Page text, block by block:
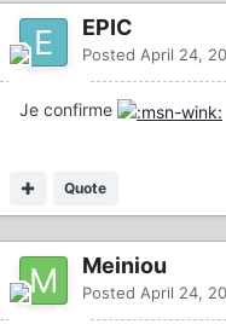
EPIC
Posted April 24,
Je confirme
Quote
Meiniou
Posted April 24,